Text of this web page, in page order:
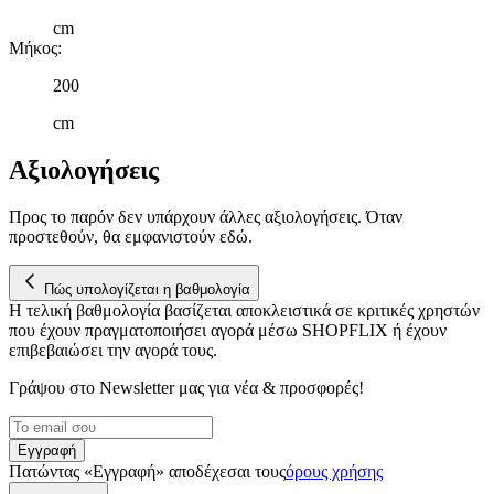
cm
Μήκος:
200
cm
Αξιολογήσεις
Προς το παρόν δεν υπάρχουν άλλες αξιολογήσεις. Όταν
προστεθούν, θα εμφανιστούν εδώ.
Πώς υπολογίζεται η βαθμολογία
Η τελική βαθμολογία βασίζεται αποκλειστικά σε κριτικές χρηστών
που έχουν πραγματοποιήσει αγορά μέσω SHOPFLIX ή έχουν
επιβεβαιώσει την αγορά τους.
Γράψου στο Νewsletter μας για νέα & προσφορές!
Εγγραφή
Πατώντας «Εγγραφή» αποδέχεσαι τουςόρους χρήσης